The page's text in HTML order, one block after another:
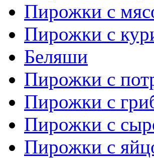
Пирожки с
Пирожки с
Беляши
Пирожки с
Пирожки с
Пирожки с
Пирожки с